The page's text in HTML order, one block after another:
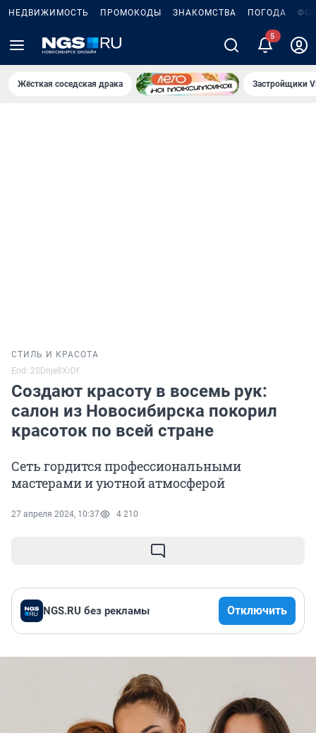
НЕДВИЖИМОСТЬ ПРОМОКОДЫ ЗНАКОМСТВА ПОГОДА
Жёсткая соседская драка Застройщики
СТИЛЬ И КРАСОТА
Erid: 2SDnje8XrDf
Создают красоту в восемь рук:
салон из Новосибирска покорил
красоток по всей стране
Сеть гордится профессиональными
мастерами и уютной атмосферой
27 апреля 2024, 10:37 4 210
NGS.RU без рекламы Отключить